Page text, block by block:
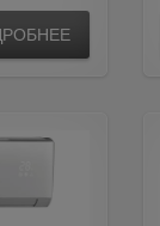
was:
грн..
is:
грн..